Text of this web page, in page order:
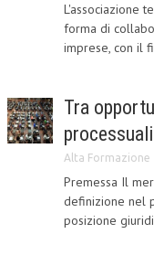
DIVENTA SOCIO
BROCHURE CE.S.E.D.
LA RIVISTA
LA RIVISTA
COMITATO
L'associazione
forma di
imprese, con il
Tra
Alta Formazione
Premessa Il
definizione nel
posizione